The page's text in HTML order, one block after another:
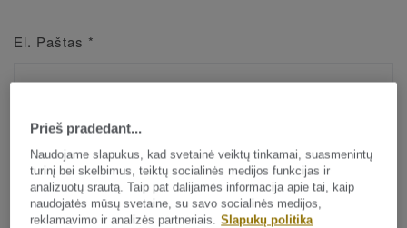
El. Paštas *
Vardas*
Prieš pradedant...
Naudojame slapukus, kad svetainė veiktų tinkamai, suasmenintų
turinį bei skelbimus, teiktų socialinės medijos funkcijas ir
analizuotų srautą. Taip pat dalijamės informacija apie tai, kaip
naudojatės mūsų svetaine, su savo socialinės medijos,
reklamavimo ir analizės partneriais. Slapukų politika